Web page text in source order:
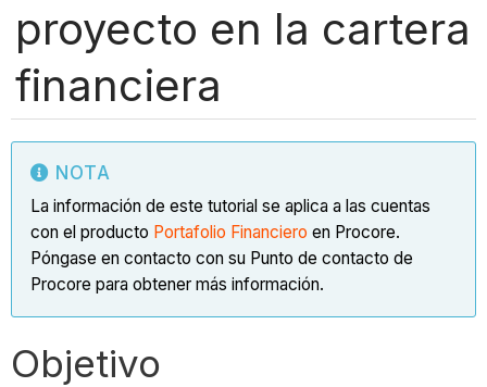
proyecto en la cartera
financiera
NOTA
La información de este tutorial se aplica a las cuentas
con el producto Portafolio Financiero en Procore.
Póngase en contacto con su Punto de contacto de
Procore para obtener más información.
Objetivo